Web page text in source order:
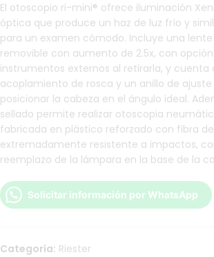
El otoscopio ri-mini® ofrece iluminación
óptica que produce un haz de luz frío y
para un examen cómodo. Incluye una
removible con aumento de 2.5x, con
instrumentos externos al retirarla, y cuenta
acoplamiento de rosca y un anillo de
posicionar la cabeza en el ángulo ideal.
sellado permite realizar otoscopia
fabricada en plástico reforzado con fibra de
extremadamente resistente a impactos,
reemplazo de la lámpara en la base de la
Solicitar información por WhatsApp
Categoría: Riester